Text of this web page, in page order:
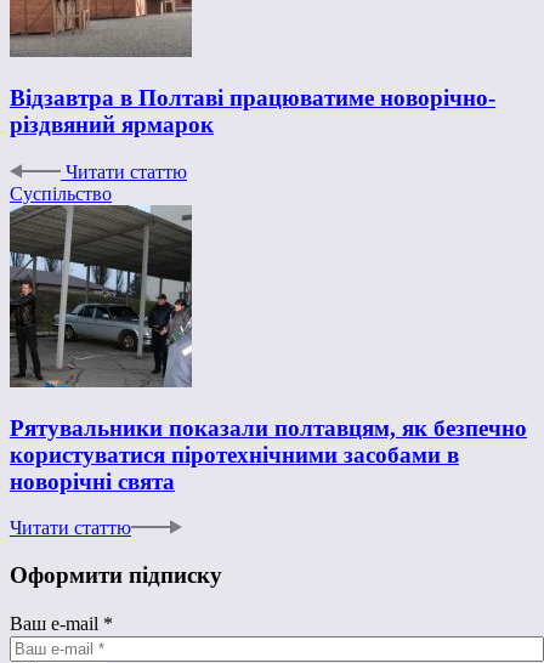
Відзавтра в Полтаві працюватиме новорічно-
різдвяний ярмарок
Читати статтю
Суспільство
Рятувальники показали полтавцям, як безпечно
користуватися піротехнічними засобами в
новорічні свята
Читати статтю
Оформити підписку
Ваш e-mail *